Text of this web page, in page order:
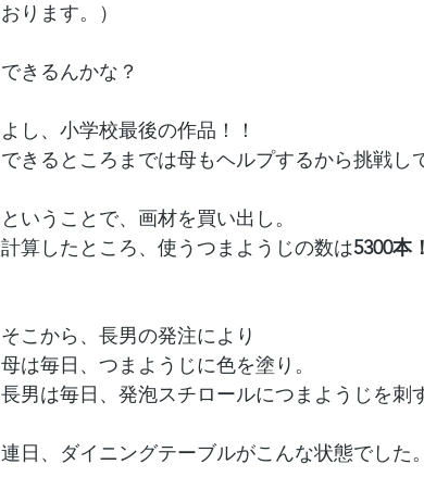
おります。）
できるんかな？
よし、小学校最後の作品！！
できるところまでは母もヘルプするから挑戦し
ということで、画材を買い出し。
計算したところ、使うつまようじの数は5300本
そこから、長男の発注により
母は毎日、つまようじに色を塗り。
長男は毎日、発泡スチロールにつまようじを刺
連日、ダイニングテーブルがこんな状態でした。